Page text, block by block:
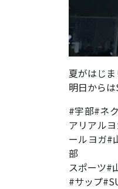
夏がはじ
明日からは
#宇部#ネ
アリアル
ールヨガ#
部
スポーツ#
#サップ